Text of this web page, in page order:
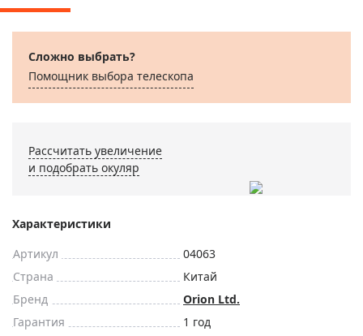
Сложно выбрать?
Помощник выбора телескопа
Рассчитать увеличение
и подобрать окуляр
Характеристики
Артикул
04063
Страна
Китай
Бренд
Orion Ltd.
Гарантия
1 год